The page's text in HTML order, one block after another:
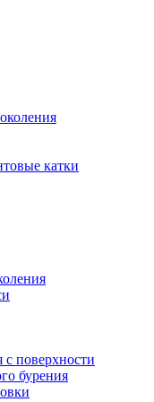
катки
поверхности
бурения